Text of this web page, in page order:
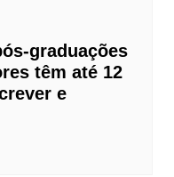
graduações
têm até 12
e